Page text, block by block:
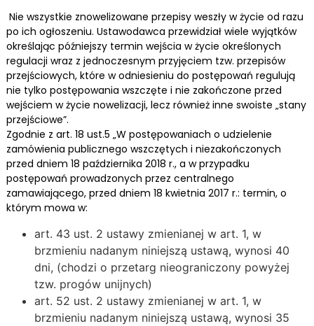
Nie wszystkie znowelizowane przepisy weszły w życie od razu
po ich ogłoszeniu. Ustawodawca przewidział wiele wyjątków
określając późniejszy termin wejścia w życie określonych
regulacji wraz z jednoczesnym przyjęciem tzw. przepisów
przejściowych, które w odniesieniu do postępowań regulują
nie tylko postępowania wszczęte i nie zakończone przed
wejściem w życie nowelizacji, lecz również inne swoiste „stany
przejściowe”.
Zgodnie z art. 18 ust.5 „W postępowaniach o udzielenie
zamówienia publicznego wszczętych i niezakończonych
przed dniem 18 października 2018 r., a w przypadku
postępowań prowadzonych przez centralnego
zamawiającego, przed dniem 18 kwietnia 2017 r.: termin, o
którym mowa w:
art. 43 ust. 2 ustawy zmienianej w art. 1, w
brzmieniu nadanym niniejszą ustawą, wynosi 40
dni, (chodzi o przetarg nieograniczony powyżej
tzw. progów unijnych)
art. 52 ust. 2 ustawy zmienianej w art. 1, w
brzmieniu nadanym niniejszą ustawą, wynosi 35